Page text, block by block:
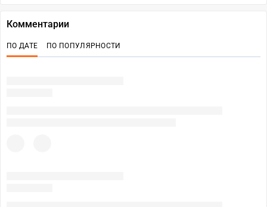
Комментарии
ПО ДАТЕ ПО ПОПУЛЯРНОСТИ